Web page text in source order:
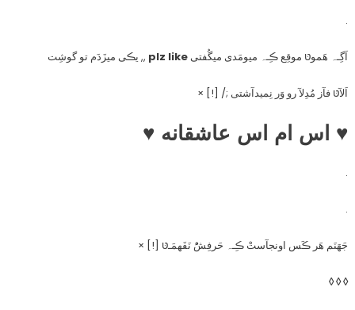
.
اَگِـہ هَموטּ موقِع ڪِـہ میومَدی میگُفتی plz like ,, یڪی میزَدَم تو گوشِت
اَلآטּ فآز مُدِلآ رو وَر نِمیدآشتی ;/ [!] ×
♥ اس ام اس عاشقانه ♥
.
.
جَهَنَم هَر ڪَس اونجآستْ ڪِـہ حَرفِشُْ نَفَهمَـטּ [!] ×
◊ ◊ ◊